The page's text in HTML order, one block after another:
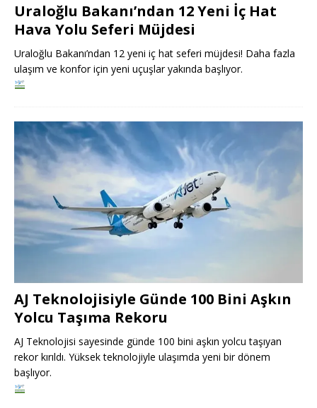
Uraloğlu Bakanı’ndan 12 Yeni İç Hat
Hava Yolu Seferi Müjdesi
Uraloğlu Bakanı’ndan 12 yeni iç hat seferi müjdesi! Daha fazla
ulaşım ve konfor için yeni uçuşlar yakında başlıyor.
AJ Teknolojisiyle Günde 100 Bini Aşkın
Yolcu Taşıma Rekoru
AJ Teknolojisi sayesinde günde 100 bini aşkın yolcu taşıyan
rekor kırıldı. Yüksek teknolojiyle ulaşımda yeni bir dönem
başlıyor.